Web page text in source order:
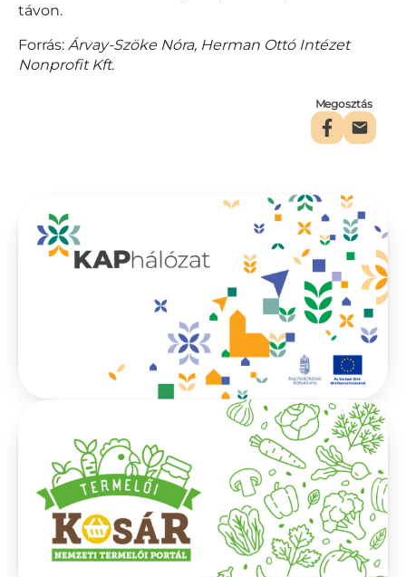
távon.
Forrás: Árvay-Szöke Nóra, Herman Ottó Intézet
Nonprofit Kft.
Megosztás